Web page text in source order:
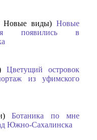
Новые виды) Новые
появились в
Цветущий островок
из уфимского
Ботаника по мне
Южно-Сахалинска